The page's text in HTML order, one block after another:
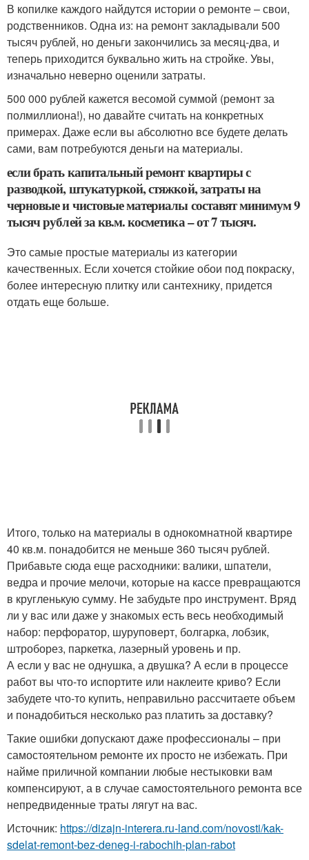
В копилке каждого найдутся истории о ремонте – свои,
родственников. Одна из: на ремонт закладывали 500
тысяч рублей, но деньги закончились за месяц-два, и
теперь приходится буквально жить на стройке. Увы,
изначально неверно оценили затраты.
500 000 рублей кажется весомой суммой (ремонт за
полмиллиона!), но давайте считать на конкретных
примерах. Даже если вы абсолютно все будете делать
сами, вам потребуются деньги на материалы.
если брать капитальный ремонт квартиры с
разводкой, штукатуркой, стяжкой, затраты на
черновые и чистовые материалы составят минимум 9
тысяч рублей за кв.м. косметика – от 7 тысяч.
Это самые простые материалы из категории
качественных. Если хочется стойкие обои под покраску,
более интересную плитку или сантехнику, придется
отдать еще больше.
Итого, только на материалы в однокомнатной квартире
40 кв.м. понадобится не меньше 360 тысяч рублей.
Прибавьте сюда еще расходники: валики, шпатели,
ведра и прочие мелочи, которые на кассе превращаются
в кругленькую сумму. Не забудьте про инструмент. Вряд
ли у вас или даже у знакомых есть весь необходимый
набор: перфоратор, шуруповерт, болгарка, лобзик,
штроборез, паркетка, лазерный уровень и пр.
А если у вас не однушка, а двушка? А если в процессе
работ вы что-то испортите или наклеите криво? Если
забудете что-то купить, неправильно рассчитаете объем
и понадобиться несколько раз платить за доставку?
Такие ошибки допускают даже профессионалы – при
самостоятельном ремонте их просто не избежать. При
найме приличной компании любые нестыковки вам
компенсируют, а в случае самостоятельного ремонта все
непредвиденные траты лягут на вас.
Источник: https://dizajn-interera.ru-land.com/novosti/kak-
sdelat-remont-bez-deneg-i-rabochih-plan-rabot